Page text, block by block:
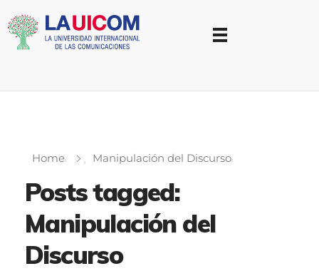
Home Manipulación del Discurso
Posts tagged:
Manipulación del
Discurso